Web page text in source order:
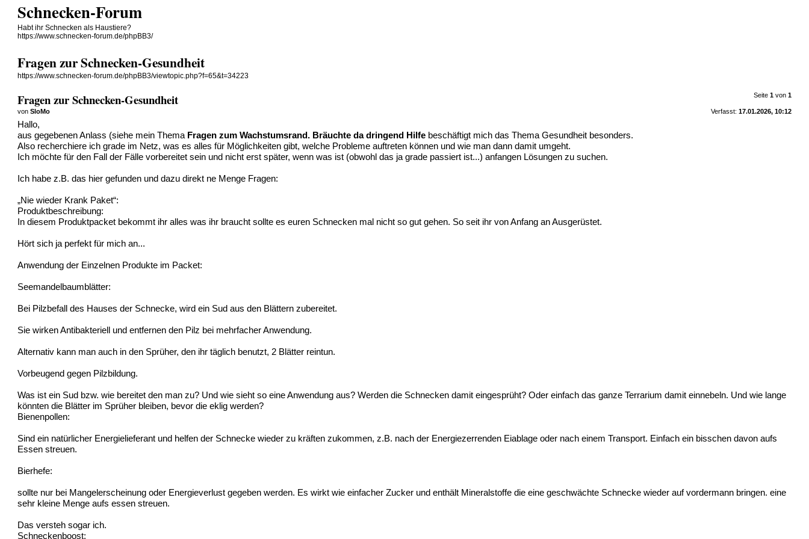
Schnecken-Forum
Habt ihr Schnecken als Haustiere?
https://www.schnecken-forum.de/phpBB3/
Fragen zur Schnecken-Gesundheit
https://www.schnecken-forum.de/phpBB3/viewtopic.php?f=65&t=34223
Seite 1von 1
Fragen zur Schnecken-Gesundheit
Verfasst: 17.01.2026, 10:12
vonSloMo
Hallo,
aus gegebenen Anlass (siehe mein Thema Fragen zum Wachstumsrand. Bräuchte da dringend Hilfe beschäftigt mich das Thema Gesundheit besonders.
Also recherchiere ich grade im Netz, was es alles für Möglichkeiten gibt, welche Probleme auftreten können und wie man dann damit umgeht.
Ich möchte für den Fall der Fälle vorbereitet sein und nicht erst später, wenn was ist (obwohl das ja grade passiert ist...) anfangen Lösungen zu suchen.
Ich habe z.B. das hier gefunden und dazu direkt ne Menge Fragen:
„Nie wieder Krank Paket“:
Produktbeschreibung:
In diesem Produktpacket bekommt ihr alles was ihr braucht sollte es euren Schnecken mal nicht so gut gehen. So seit ihr von Anfang an Ausgerüstet.
Hört sich ja perfekt für mich an...
Anwendung der Einzelnen Produkte im Packet:
Seemandelbaumblätter:
Bei Pilzbefall des Hauses der Schnecke, wird ein Sud aus den Blättern zubereitet.
Sie wirken Antibakteriell und entfernen den Pilz bei mehrfacher Anwendung.
Alternativ kann man auch in den Sprüher, den ihr täglich benutzt, 2 Blätter reintun.
Vorbeugend gegen Pilzbildung.
Was ist ein Sud bzw. wie bereitet den man zu? Und wie sieht so eine Anwendung aus? Werden die Schnecken damit eingesprüht? Oder einfach das ganze Terrarium damit einnebeln. Und wie lange
könnten die Blätter im Sprüher bleiben, bevor die eklig werden?
Bienenpollen:
Sind ein natürlicher Energielieferant und helfen der Schnecke wieder zu kräften zukommen, z.B. nach der Energiezerrenden Eiablage oder nach einem Transport. Einfach ein bisschen davon aufs
Essen streuen.
Bierhefe:
sollte nur bei Mangelerscheinung oder Energieverlust gegeben werden. Es wirkt wie einfacher Zucker und enthält Mineralstoffe die eine geschwächte Schnecke wieder auf vordermann bringen. eine
sehr kleine Menge aufs essen streuen.
Das versteh sogar ich.
Schneckenboost: